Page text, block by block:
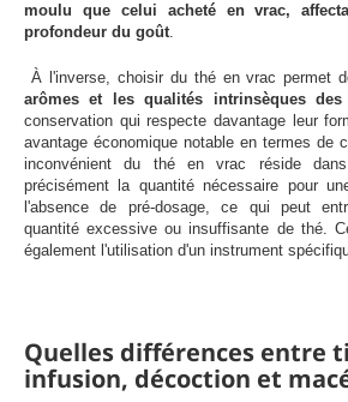
moulu que celui acheté en vrac,
profondeur du goût.
À l'inverse, choisir du thé en vrac permet
arômes et les qualités intrinsèques des
conservation qui respecte davantage leur
avantage économique notable en termes de
inconvénient du thé en vrac réside
précisément la quantité nécessaire pour
l'absence de pré-dosage, ce qui peut
quantité excessive ou insuffisante de thé.
également l'utilisation d'un instrument
Quelles différences entre
infusion, décoction et